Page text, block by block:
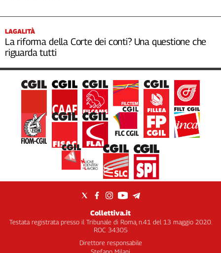
LAGALITÀ
La riforma della Corte dei conti? Una questione che
riguarda tutti
Collettiva.it
Testata registrata presso il Tribunale di Roma, n.41 del 13 maggio 2020.
ROC 34305
Direttore responsabile